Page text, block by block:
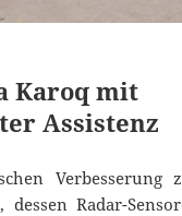
Karoq mit
Assistenz
Verbesserung
dessen Radar-